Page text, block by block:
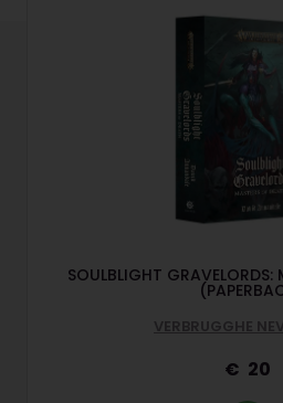
SOULBLIGHT GRAVELORDS:
VERBRUGGHE
20